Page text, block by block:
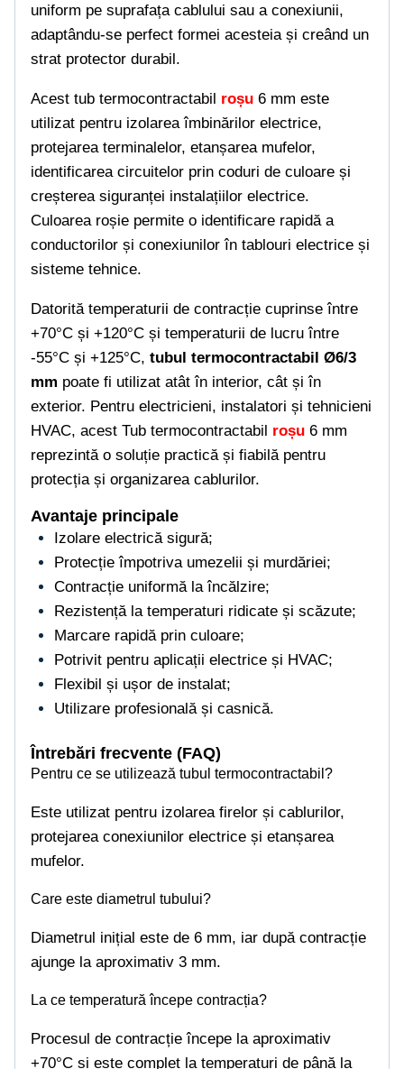
uniform pe suprafața cablului sau a conexiunii,
adaptându-se perfect formei acesteia și creând un
strat protector durabil.
Acest tub termocontractabil roșu 6 mm este
utilizat pentru izolarea îmbinărilor electrice,
protejarea terminalelor, etanșarea mufelor,
identificarea circuitelor prin coduri de culoare și
creșterea siguranței instalațiilor electrice.
Culoarea roșie permite o identificare rapidă a
conductorilor și conexiunilor în tablouri electrice și
sisteme tehnice.
Datorită temperaturii de contracție cuprinse între
+70°C și +120°C și temperaturii de lucru între
-55°C și +125°C, tubul termocontractabil Ø6/3
mm poate fi utilizat atât în interior, cât și în
exterior. Pentru electricieni, instalatori și tehnicieni
HVAC, acest Tub termocontractabil roșu 6 mm
reprezintă o soluție practică și fiabilă pentru
protecția și organizarea cablurilor.
Avantaje principale
Izolare electrică sigură;
Protecție împotriva umezelii și murdăriei;
Contracție uniformă la încălzire;
Rezistență la temperaturi ridicate și scăzute;
Marcare rapidă prin culoare;
Potrivit pentru aplicații electrice și HVAC;
Flexibil și ușor de instalat;
Utilizare profesională și casnică.
Întrebări frecvente (FAQ)
Pentru ce se utilizează tubul termocontractabil?
Este utilizat pentru izolarea firelor și cablurilor,
protejarea conexiunilor electrice și etanșarea
mufelor.
Care este diametrul tubului?
Diametrul inițial este de 6 mm, iar după contracție
ajunge la aproximativ 3 mm.
La ce temperatură începe contracția?
Procesul de contracție începe la aproximativ
+70°C și este complet la temperaturi de până la